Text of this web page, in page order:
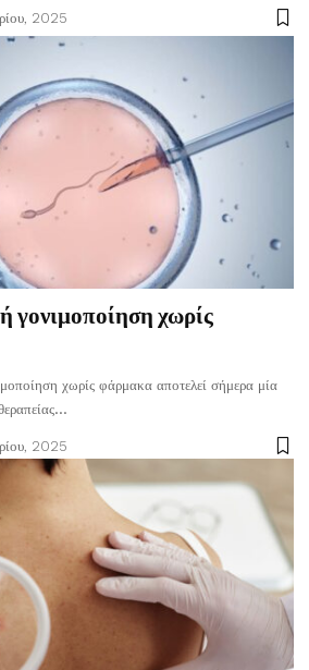
2025
χωρίς
χωρίς φάρμακα αποτελεί σήμερα μία
…
2025